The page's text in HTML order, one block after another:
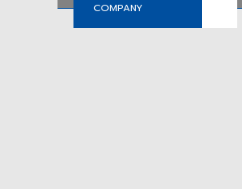
COMPANY
COMPANY